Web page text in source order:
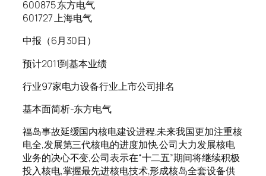
600875 东方电气
601727 上海电气
中报（6月30日）
预计2011到基本业绩
行业97家电力设备行业上市公司排名
基本面简析-东方电气
福岛事故延缓国内核电建设进程,未来我国更加注重核
电全,发展第三代核电的进度加快,公司大力发展核电
业务的决心不变,公司表示在“十二五”期间将继续积极
投入核电,掌握最先进核电技术,形成核岛全套设备供